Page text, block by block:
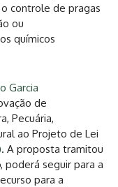
controle de pragas
ou
químicos
Garcia
de
Pecuária,
ao Projeto de Lei
. A proposta tramitou
seguir para a
para a